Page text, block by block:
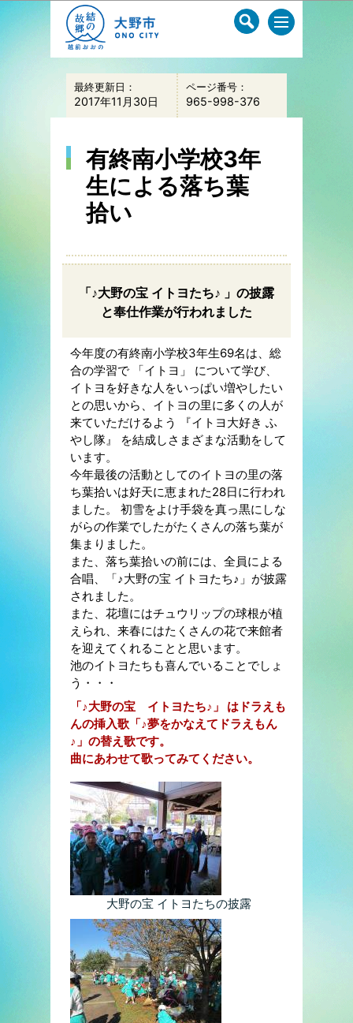
このページの本文へ移動
最終更新日：
2017年11月30日
ページ番号：
965-998-376
有終南小学校3年
生による落ち葉
拾い
「♪大野の宝 イトヨたち♪ 」の披露
と奉仕作業が行われました
今年度の有終南小学校3年生69名は、総
合の学習で 「イトヨ」 について学び、
イトヨを好きな人をいっぱい増やしたい
との思いから、イトヨの里に多くの人が
来ていただけるよう 『イトヨ大好き ふ
やし隊』 を結成しさまざまな活動をして
います。
今年最後の活動としてのイトヨの里の落
ち葉拾いは好天に恵まれた28日に行われ
ました。 初雪をよけ手袋を真っ黒にしな
がらの作業でしたがたくさんの落ち葉が
集まりました。
また、落ち葉拾いの前には、全員による
合唱、「♪大野の宝 イトヨたち♪」が披露
されました。
また、花壇にはチュウリップの球根が植
えられ、来春にはたくさんの花で来館者
を迎えてくれることと思います。
池のイトヨたちも喜んでいることでしょ
う・・・
「♪大野の宝 イトヨたち♪」 はドラえも
んの挿入歌「♪夢をかなえてドラえもん
♪」の替え歌です。
曲にあわせて歌ってみてください。
大野の宝 イトヨたちの披露